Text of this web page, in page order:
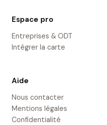
Espace pro
Entreprises & ODT
Intégrer la carte
Aide
Nous contacter
Mentions légales
Confidentialité